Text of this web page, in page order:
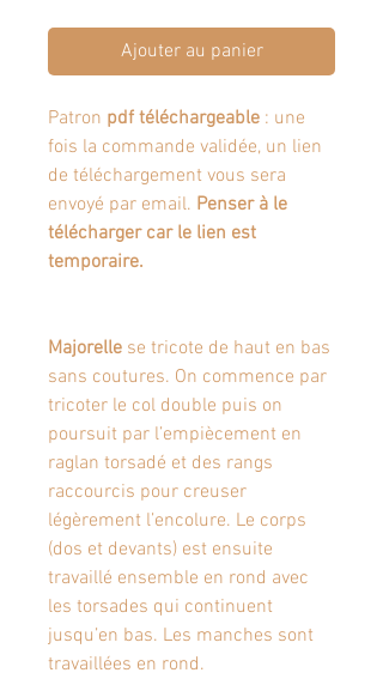
Ajouter au panier
Patron pdf téléchargeable : une
fois la commande validée, un lien
de téléchargement vous sera
envoyé par email. Penser à le
télécharger car le lien est
temporaire.
Majorelle se tricote de haut en bas
sans coutures. On commence par
tricoter le col double puis on
poursuit par l’empiècement en
raglan torsadé et des rangs
raccourcis pour creuser
légèrement l’encolure. Le corps
(dos et devants) est ensuite
travaillé ensemble en rond avec
les torsades qui continuent
jusqu’en bas. Les manches sont
travaillées en rond.